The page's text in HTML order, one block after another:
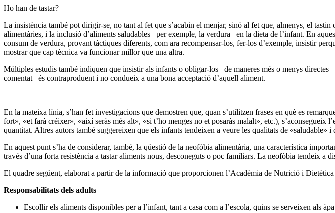
Ho han de tastar?
La insistència també pot dirigir-se, no tant al fet que s’acabin el menjar, sinó al fet que, almenys, el
alimentàries, i la inclusió d’aliments saludables –per exemple, la verdura– en la dieta de l’infant. En
consum de verdura, provant tàctiques diferents, com ara recompensar-los, fer-los d’exemple, insistir
mostrar que cap tècnica va funcionar millor que una altra.
Múltiples estudis també indiquen que insistir als infants o obligar-los –de maneres més o menys
comentat– és contraproduent i no condueix a una bona acceptació d’aquell aliment.
En la mateixa línia, s’han fet investigacions que demostren que, quan s’utilitzen frases en què es
fort», «et farà créixer», «així seràs més alt», «si t’ho menges no et posaràs malalt», etc.),
quantitat. Altres autors també suggereixen que els infants tendeixen a veure les qualitats de «saludable»
En aquest punt s’ha de considerar, també, la qüestió de la neofòbia alimentària, una característica
través d’una forta resistència a tastar aliments nous, desconeguts o poc familiars. La neofòbia tendeix
El quadre següent, elaborat a partir de la informació que proporcionen l’Acadèmia de Nutrició i
Responsabilitats dels adults
Escollir els aliments disponibles per a l’infant, tant a casa com a l’escola, quins se serveixen als